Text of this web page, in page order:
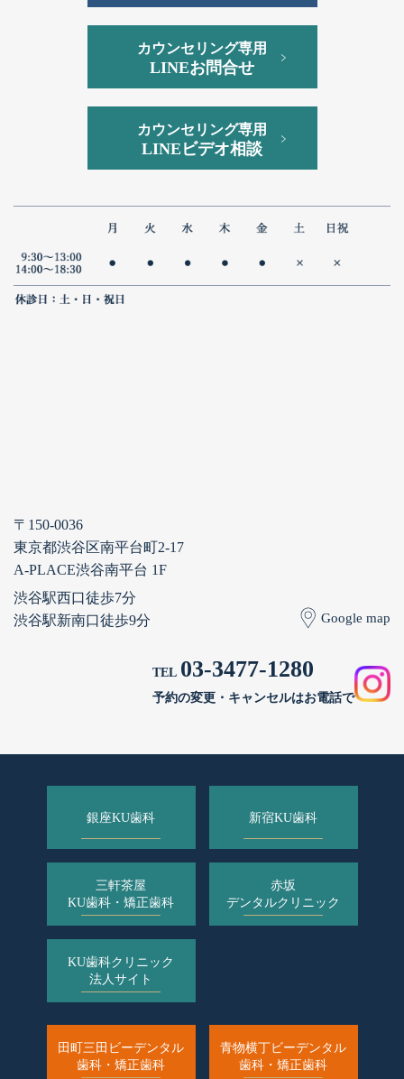
カウンセリング専用
LINEお問合せ
カウンセリング専用
LINEビデオ相談
〒150-0036
東京都渋谷区南平台町2-17
A-PLACE渋谷南平台 1F
渋谷駅西口徒歩7分
渋谷駅新南口徒歩9分
Google map
TEL 03-3477-1280
予約の変更・キャンセルはお電話で
銀座KU歯科 新宿KU歯科
三軒茶屋
KU歯科・矯正歯科
赤坂
デンタルクリニック
KU歯科クリニック
法人サイト
田町三田ビーデンタル
歯科・矯正歯科
青物横丁ビーデンタル
歯科・矯正歯科